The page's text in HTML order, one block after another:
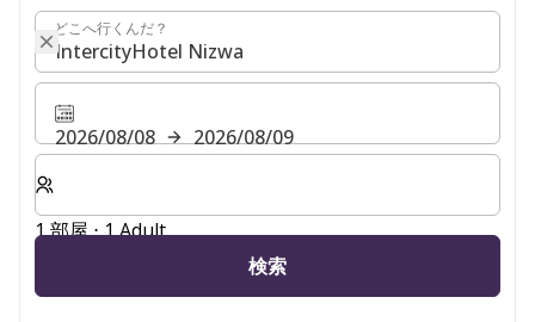
どこへ行くんだ？
どこへ行くんだ？
2026/08/08
2026/08/09
客室数と宿泊人数をお選びください。
1 部屋 ⋅ 1 Adult
検索